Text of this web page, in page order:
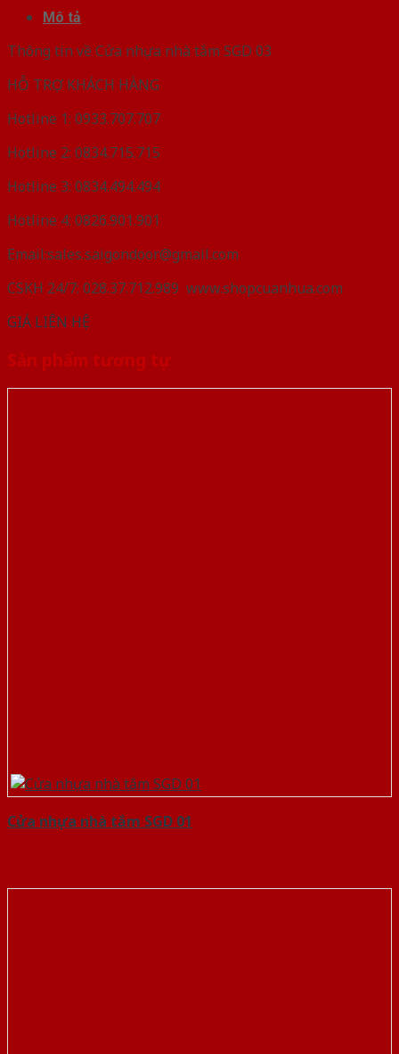
Mô tả
Thông tin về Cửa nhựa nhà tắm SGD 03
HỖ TRỢ KHÁCH HÀNG
Hotline 1: 0933.707.707
Hotline 2: 0834.715.715
Hotline 3: 0834.494.494
Hotline 4: 0826.901.901
Email:sales.saigondoor@gmail.com
CSKH 24/7: 028.37.712.989 www.shopcuanhua.com
GIÁ LIÊN HỆ
Sản phẩm tương tự
Cửa nhựa nhà tắm SGD 01